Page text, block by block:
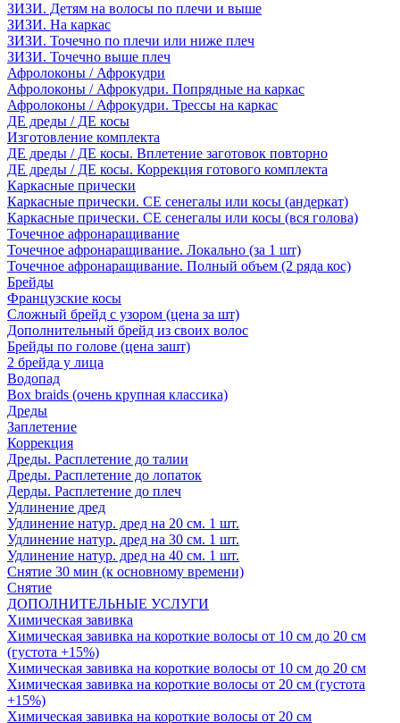
ЗИЗИ. Детям на волосы по плечи и выше
ЗИЗИ. На каркас
ЗИЗИ. Точечно по плечи или ниже плеч
ЗИЗИ. Точечно выше плеч
Афролоконы / Афрокудри
Афролоконы / Афрокудри. Попрядные на каркас
Афролоконы / Афрокудри. Трессы на каркас
ДЕ дреды / ДЕ косы
Изготовление комплекта
ДЕ дреды / ДЕ косы. Вплетение заготовок повторно
ДЕ дреды / ДЕ косы. Коррекция готового комплекта
Каркасные прически
Каркасные прически. СЕ сенегалы или косы (андеркат)
Каркасные прически. СЕ сенегалы или косы (вся голова)
Точечное афронаращивание
Точечное афронаращивание. Локально (за 1 шт)
Точечное афронаращивание. Полный объем (2 ряда кос)
Брейды
Французские косы
Сложный брейд с узором (цена за шт)
Дополнительный брейд из своих волос
Брейды по голове (цена зашт)
2 брейда у лица
Водопад
Box braids (очень крупная классика)
Дреды
Заплетение
Коррекция
Дреды. Расплетение до талии
Дреды. Расплетение до лопаток
Дерды. Расплетение до плеч
Удлинение дред
Удлинение натур. дред на 20 см. 1 шт.
Удлинение натур. дред на 30 см. 1 шт.
Удлинение натур. дред на 40 см. 1 шт.
Снятие 30 мин (к основному времени)
Снятие
ДОПОЛНИТЕЛЬНЫЕ УСЛУГИ
Химическая завивка
Химическая завивка на короткие волосы от 10 см до 20 см
(густота +15%)
Химическая завивка на короткие волосы от 10 см до 20 см
Химическая завивка на короткие волосы от 20 см (густота
+15%)
Химическая завивка на короткие волосы от 20 см